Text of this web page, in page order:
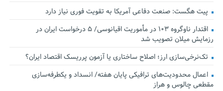
پیت هگست: صنعت دفاعی آمریکا به تقویت فوری نیاز دارد
اقتدار ناوگروه ۱۰۳ در مأموریت‌ اقیانوسی/ ۵ درخواست ایران در
رزمایش میلان تصویب شد
تک‌نرخی‌سازی ارز؛ اصلاح ساختاری یا آزمون پرریسک اقتصاد ایران؟
اعمال محدودیت‌های ترافیکی پایان هفته/ انسداد و یکطرفه‌سازی
مقطعی چالوس و هراز